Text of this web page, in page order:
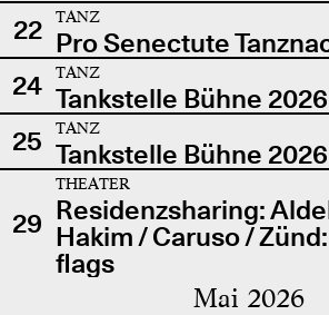
22
TANZ
Pro Senectute
24
TANZ
Tankstelle Bühne 2026
25
TANZ
Tankstelle Bühne 2026
29
THEATER
Residenzsharing:
Hakim / Caruso /
flags
Mai 2026